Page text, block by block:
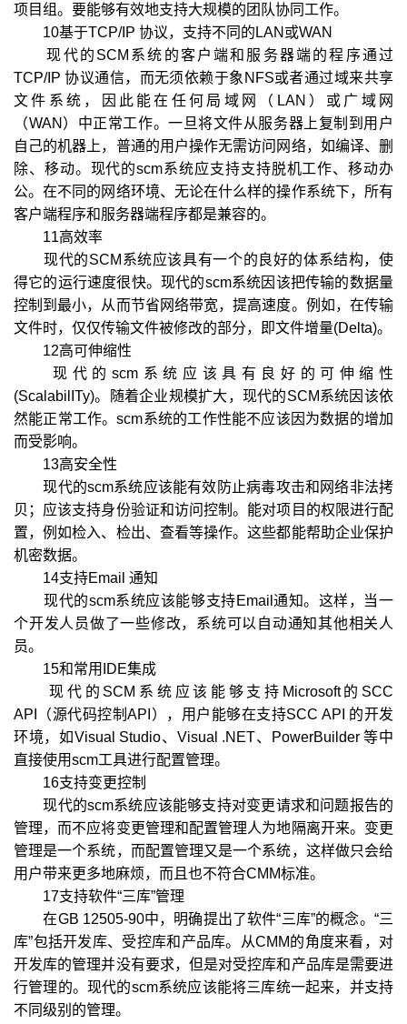
项目组。要能够有效地支持大规模的团队协同工作。
10基于TCP/IP 协议，支持不同的LAN或WAN
现代的SCM系统的客户端和服务器端的程序通过
TCP/IP 协议通信，而无须依赖于象NFS或者通过域来共享
文件系统，因此能在任何局域网（LAN）或广域网
（WAN）中正常工作。一旦将文件从服务器上复制到用户
自己的机器上，普通的用户操作无需访问网络，如编译、删
除、移动。现代的scm系统应支持支持脱机工作、移动办
公。在不同的网络环境、无论在什么样的操作系统下，所有
客户端程序和服务器端程序都是兼容的。
11高效率
现代的SCM系统应该具有一个的良好的体系结构，使
得它的运行速度很快。现代的scm系统因该把传输的数据量
控制到最小，从而节省网络带宽，提高速度。例如，在传输
文件时，仅仅传输文件被修改的部分，即文件增量(Delta)。
12高可伸缩性
现代的scm系统应该具有良好的可伸缩性
(ScalabilITy)。随着企业规模扩大，现代的SCM系统因该依
然能正常工作。scm系统的工作性能不应该因为数据的增加
而受影响。
13高安全性
现代的scm系统应该能有效防止病毒攻击和网络非法拷
贝；应该支持身份验证和访问控制。能对项目的权限进行配
置，例如检入、检出、查看等操作。这些都能帮助企业保护
机密数据。
14支持Email 通知
现代的scm系统应该能够支持Email通知。这样，当一
个开发人员做了一些修改，系统可以自动通知其他相关人
员。
15和常用IDE集成
现代的SCM系统应该能够支持Microsoft的SCC
API（源代码控制API），用户能够在支持SCC API 的开发
环境，如Visual Studio、Visual .NET、PowerBuilder 等中
直接使用scm工具进行配置管理。
16支持变更控制
现代的scm系统应该能够支持对变更请求和问题报告的
管理，而不应将变更管理和配置管理人为地隔离开来。变更
管理是一个系统，而配置管理又是一个系统，这样做只会给
用户带来更多地麻烦，而且也不符合CMM标准。
17支持软件“三库”管理
在GB 12505-90中，明确提出了软件“三库”的概念。“三
库”包括开发库、受控库和产品库。从CMM的角度来看，对
开发库的管理并没有要求，但是对受控库和产品库是需要进
行管理的。现代的scm系统应该能将三库统一起来，并支持
不同级别的管理。